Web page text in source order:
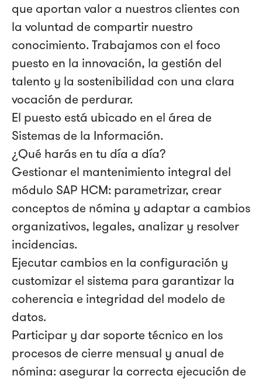
que aportan valor a nuestros clientes con
la voluntad de compartir nuestro
conocimiento. Trabajamos con el foco
puesto en la innovación, la gestión del
talento y la sostenibilidad con una clara
vocación de perdurar.
El puesto está ubicado en el área de
Sistemas de la Información.
¿Qué harás en tu día a día?
Gestionar el mantenimiento integral del
módulo SAP HCM: parametrizar, crear
conceptos de nómina y adaptar a cambios
organizativos, legales, analizar y resolver
incidencias.
Ejecutar cambios en la configuración y
customizar el sistema para garantizar la
coherencia e integridad del modelo de
datos.
Participar y dar soporte técnico en los
procesos de cierre mensual y anual de
nómina: asegurar la correcta ejecución de